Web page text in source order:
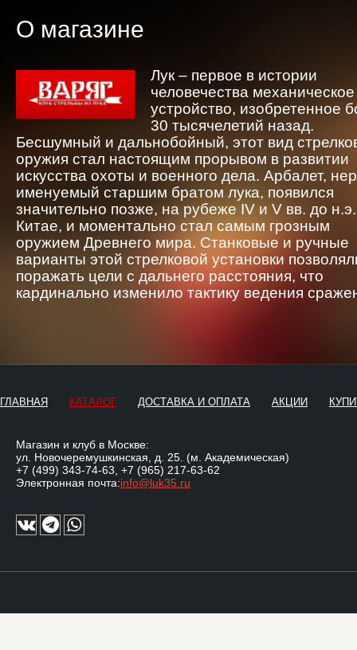
О магазине
Лук – первое в истории
человечества механическое
устройство, изобретенное
30 тысячелетий назад.
Бесшумный и дальнобойный, этот вид
оружия стал настоящим прорывом в развитии
искусства охоты и военного дела. Арбалет,
именуемый старшим братом лука, появился
значительно позже, на рубеже IV и V вв. до
Китае, и моментально стал самым грозным
оружием Древнего мира. Станковые и ручные
варианты этой стрелковой установки
поражать цели с дальнего расстояния, что
кардинально изменило тактику ведения
ГЛАВНАЯ КАТАЛОГ ДОСТАВКА И ОПЛАТА АКЦИИ
Магазин и клуб в Москве:
ул. Новочеремушкинская, д. 25. (м. Академическая)
+7 (499) 343-74-63 +7 (965) 217-63-62
Электронная почта:info@luk35.ru